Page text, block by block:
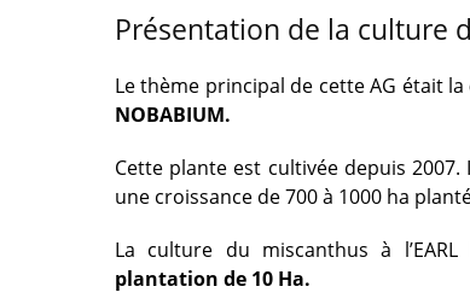
Présentation de la culture
Le thème principal de cette AG était la
NOBABIUM.
Cette plante est cultivée depuis 2007.
une croissance de 700 à 1000 ha
La culture du miscanthus à
plantation de 10 Ha.